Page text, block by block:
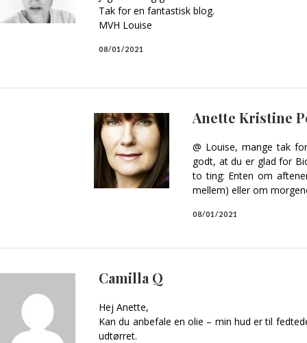
Tak for en fantastisk blog.
MVH Louise
08/01/2021
Anette Kristine
@ Louise, mange tak
godt, at du er glad for
to ting: Enten om
mellem) eller om
08/01/2021
Camilla Q
Hej Anette,
Kan du anbefale en olie – min hud er til
udtørret.